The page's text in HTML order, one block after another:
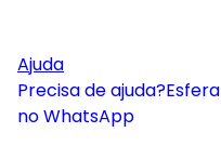
Ajuda
Precisa de ajuda?Esfera
no WhatsApp